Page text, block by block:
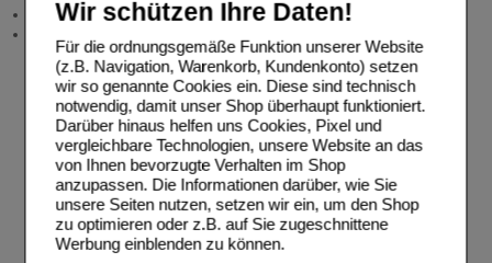
Wir schützen Ihre Daten!
Für die ordnungsgemäße Funktion unserer Website
(z.B. Navigation, Warenkorb, Kundenkonto) setzen
wir so genannte Cookies ein. Diese sind technisch
notwendig, damit unser Shop überhaupt funktioniert.
Darüber hinaus helfen uns Cookies, Pixel und
vergleichbare Technologien, unsere Website an das
von Ihnen bevorzugte Verhalten im Shop
anzupassen. Die Informationen darüber, wie Sie
unsere Seiten nutzen, setzen wir ein, um den Shop
zu optimieren oder z.B. auf Sie zugeschnittene
Werbung einblenden zu können.
Neukundenprämie